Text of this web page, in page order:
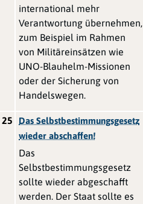
international mehr
Verantwortung übernehmen,
zum Beispiel im Rahmen
von Militäreinsätzen wie
UNO-Blauhelm-Missionen
oder der Sicherung von
Handelswegen.
25
Das Selbstbestimmungsgesetz
wieder abschaffen!
Das
Selbstbestimmungsgesetz
sollte wieder abgeschafft
werden. Der Staat sollte es